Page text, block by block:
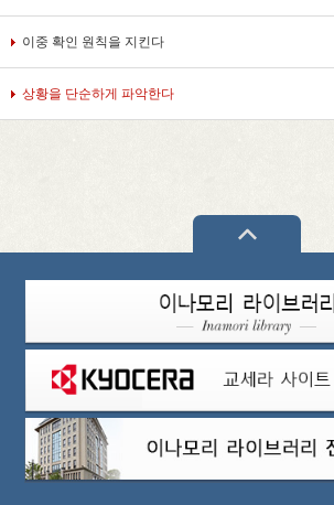
이중 확인 원칙을 지킨다
상황을 단순하게 파악한다